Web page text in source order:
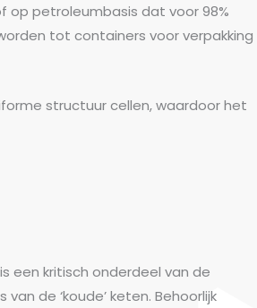
op petroleumbasis dat voor 98%
tot containers voor verpakking
structuur cellen, waardoor het
een kritisch onderdeel van de
de ‘koude’ keten. Behoorlijk